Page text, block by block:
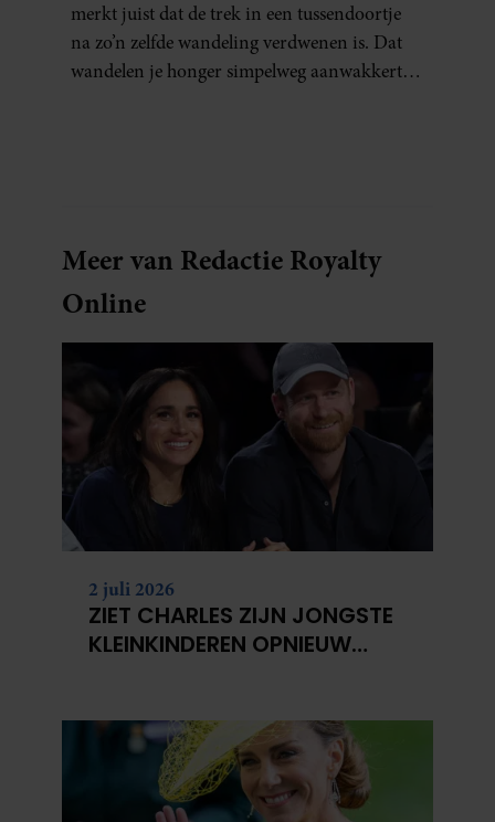
merkt juist dat de trek in een tussendoortje
na zo’n zelfde wandeling verdwenen is. Dat
wandelen je honger simpelweg aanwakkert,
Meer van Redactie Royalty
Online
2 juli 2026
ZIET CHARLES ZIJN JONGSTE
KLEINKINDEREN OPNIEUW